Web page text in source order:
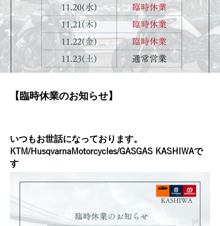
【臨時休業のお知らせ】
いつもお世話になっております。
KTM/HusqvarnaMotorcycles/GASGAS KASHIWAで
す